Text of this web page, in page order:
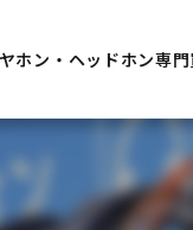
ホン・ヘッドホン専